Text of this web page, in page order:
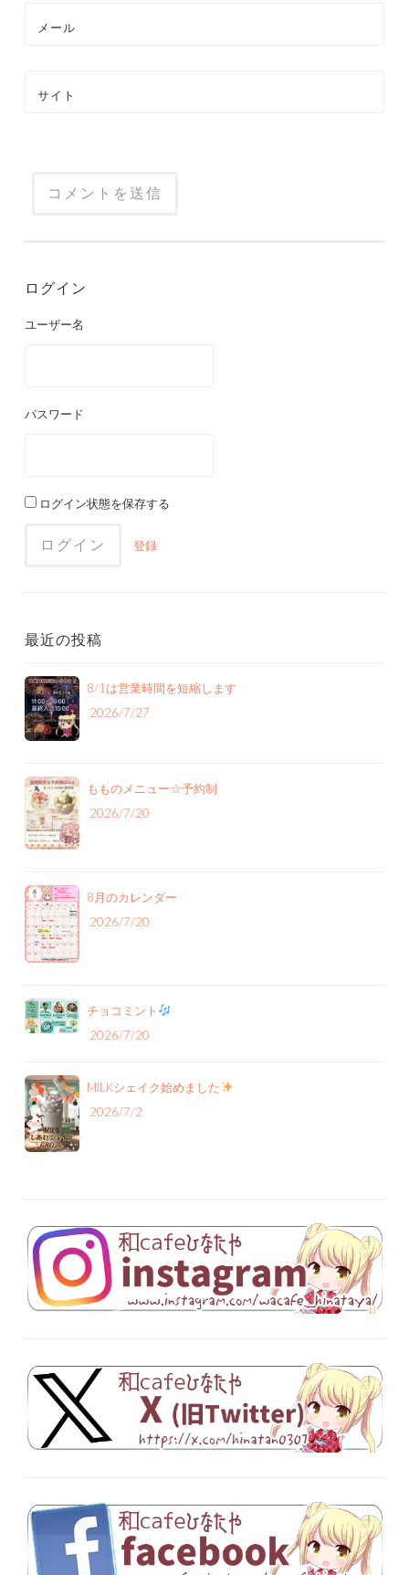
メール
サイト
ログイン
ユーザー名
パスワード
ログイン状態を保存する
登録
最近の投稿
8/1は営業時間を短縮します
2026/7/27
もものメニュー‪☆予約制
2026/7/20
8月のカレンダー
2026/7/20
チョコミント
2026/7/20
MILKシェイク始めました
2026/7/2